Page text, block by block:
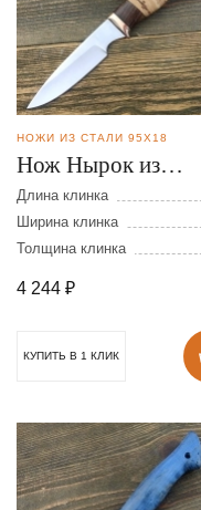
НОЖИ ИЗ СТАЛИ 95Х18
Нож Нырок из
кованой стали
Длина клинка
Ширина клинка
Толщина клинка
4 244 ₽
КУПИТЬ В 1 КЛИК